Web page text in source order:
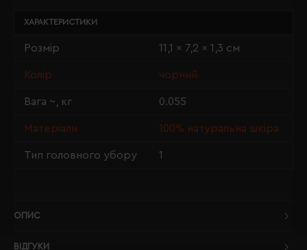
ХАРАКТЕРИСТИКИ
Розмір 11,1 x 7,2 x 1,3 см
Колір чорний
Вага ~, кг 0.055
Матеріали 100% натуральна шкіра
Тип головного убору 1
ОПИС
ВІДГУКИ